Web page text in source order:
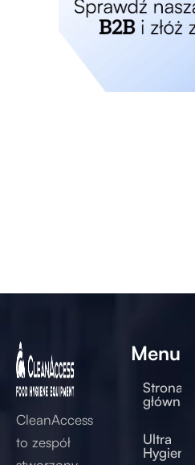
CleanAccess
to zespół
Menu
Strona
główna
Ultra
Hygienic®